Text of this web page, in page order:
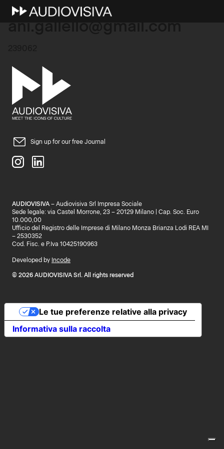
10 Marzo 2026
Sign up for our free Journal
AUDIOVISIVA – Audiovisiva Srl Impresa Sociale
Sede legale: via Castel Morrone, 23 – 20129 Milano | Cap. Soc. Euro
10.000,00
Ufficio del Registro delle Imprese di Milano Monza Brianza Lodi REA MI
– 2530352
Cod. Fisc. e P.Iva 10425190963
Developed by Incode
© 2026 AUDIOVISIVA Srl. All rights reserved
Informativa sulla raccolta
Le tue preferenze relative alla privacy